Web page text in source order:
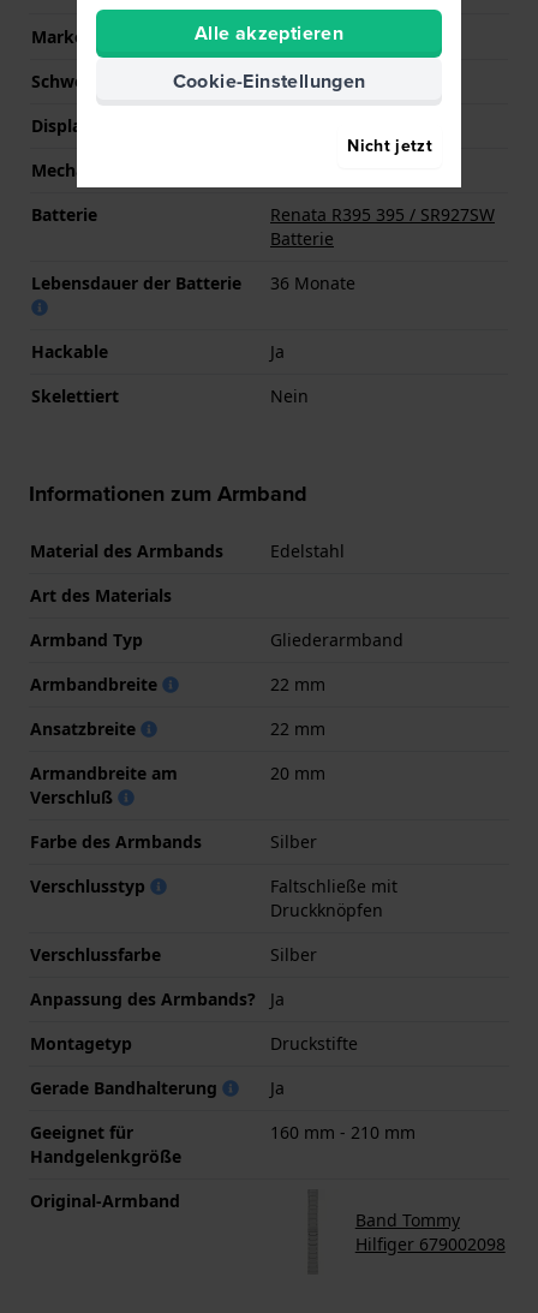
Marke des Uhrwerks
Seiko Instruments Inc.
Schweizer Uhrwerk
Nein
Displaytyp
Mechanismus
Batterie
Renata R395 395 / SR927SW
Batterie
Lebensdauer der Batterie
36 Monate
Hackable
Ja
Skelettiert
Nein
Informationen zum Armband
Material des Armbands
Edelstahl
Art des Materials
Armband Typ
Gliederarmband
Armbandbreite
22 mm
Ansatzbreite
22 mm
Armandbreite am
Verschluß
20 mm
Farbe des Armbands
Silber
Verschlusstyp
Faltschließe mit
Druckknöpfen
Verschlussfarbe
Silber
Anpassung des Armbands?
Ja
Montagetyp
Druckstifte
Gerade Bandhalterung
Ja
Geeignet für
Handgelenkgröße
160 mm - 210 mm
Original-Armband
Band Tommy
Hilfiger 679002098
Alle akzeptieren
Cookie-Einstellungen
Nicht jetzt